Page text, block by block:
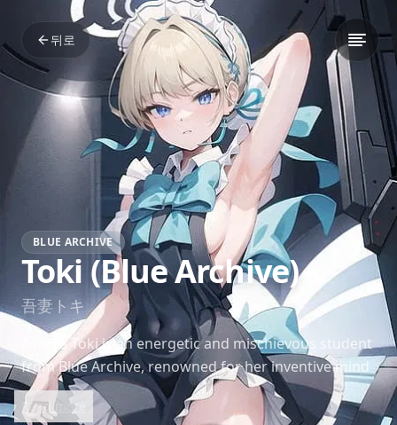
뒤로
BLUE ARCHIVE
Toki (Blue Archive)
吾妻トキ
Asuma Toki is an energetic and mischievous student
from Blue Archive, renowned for her inventive mind
and love for gadgets. Her playful personality and
love for experiments often lead to chaotic yet
Read more